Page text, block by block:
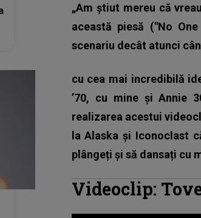
„Am știut mereu că
această piesă ("No
scenariu decât atunci
cu cea mai incredibilă
’70, cu mine și Annie
realizarea acestui
la Alaska și Iconoclast
plângeți și să dansați cu
Videoclip: